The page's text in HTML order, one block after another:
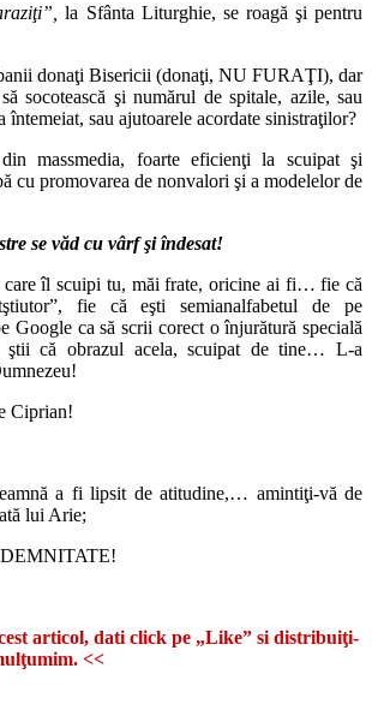
la Sfânta Liturghie, se roagă şi pentru
donaţi Bisericii (donaţi, NU FURAŢI), dar
socotească şi numărul de spitale, azile, sau
întemeiat, sau ajutoarele acordate sinistraţilor?
massmedia, foarte eficienţi la scuipat şi
cu promovarea de nonvalori şi a modelelor de
se văd cu vârf şi îndesat!
care îl scuipi tu, măi frate, oricine ai fi… fie că
fie că eşti semianalfabetul de pe
Google ca să scrii corect o înjurătură specială
că obrazul acela, scuipat de tine… L-a
Ciprian!
a fi lipsit de atitudine,… amintiţi-vă de
lui Arie;
articol, dati click pe „Like” si distribuiţi-
<<